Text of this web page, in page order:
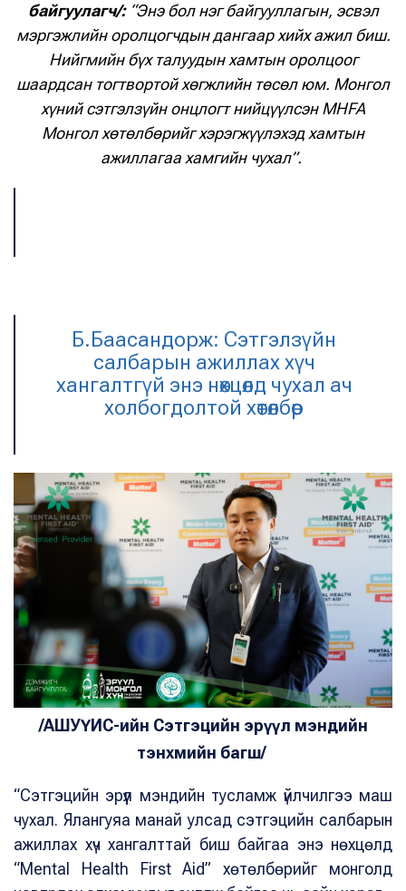
байгуулагч/: “Энэ бол нэг байгууллагын, эсвэл
мэргэжлийн оролцогчдын дангаар хийх ажил биш.
Нийгмийн бүх талуудын хамтын оролцоог
шаардсан тогтвортой хөгжлийн төсөл юм. Монгол
хүний сэтгэлзүйн онцлогт нийцүүлсэн MHFA
Монгол хөтөлбөрийг хэрэгжүүлэхэд хамтын
ажиллагаа хамгийн чухал”.
Б.Баасандорж: Сэтгэлзүйн
салбарын ажиллах хүч
хангалтгүй энэ нөхцөлд чухал ач
холбогдолтой хөтөлбөр
/АШУҮИС-ийн Сэтгэцийн эрүүл мэндийн
тэнхмийн багш/
“Сэтгэцийн эрүүл мэндийн тусламж үйлчилгээ маш
чухал. Ялангуяа манай улсад сэтгэцийн салбарын
ажиллах хүч хангалттай биш байгаа энэ нөхцөлд
“Mental Health First Aid” хөтөлбөрийг монголд